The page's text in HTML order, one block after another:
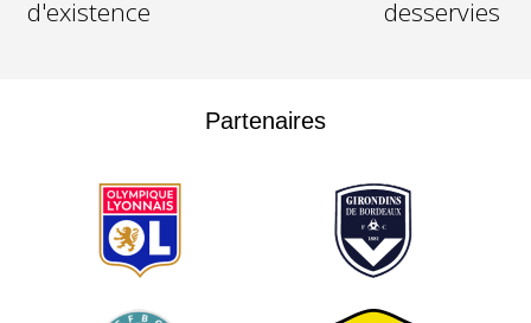
d'existence
desservies
Partenaires